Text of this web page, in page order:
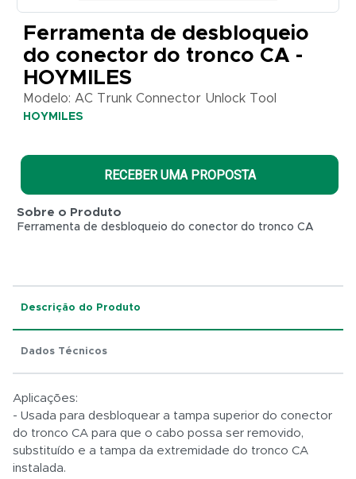
AC Trunk
Connector
Unlock
Tool
HOYMILES
Ferramenta de desbloqueio
do conector do tronco CA -
HOYMILES
Modelo: AC Trunk Connector Unlock Tool
HOYMILES
RECEBER UMA PROPOSTA
R$ 0,01
Total:
Sobre o Produto
Ferramenta de desbloqueio do conector do tronco CA
Descrição do Produto
Dados Técnicos
Aplicações:
- Usada para desbloquear a tampa superior do conector
do tronco CA para que o cabo possa ser removido,
substituído e a tampa da extremidade do tronco CA
instalada.